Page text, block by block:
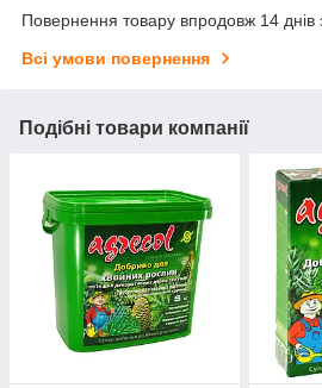
Повернення товару впродовж 14 днів
Всі умови повернення
Подібні товари компанії